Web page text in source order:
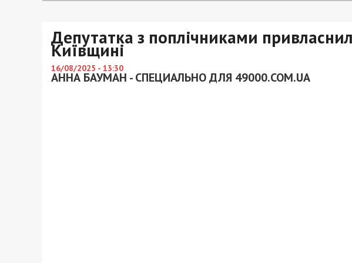
Депутатка з поплічниками
Київщині
16/08/2025 - 13:30
АННА БАУМАН - СПЕЦИАЛЬНО ДЛЯ 49000.COM.UA